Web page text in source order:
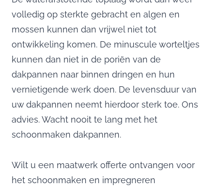
volledig op sterkte gebracht en algen en
mossen kunnen dan vrijwel niet tot
ontwikkeling komen. De minuscule worteltjes
kunnen dan niet in de poriën van de
dakpannen naar binnen dringen en hun
vernietigende werk doen. De levensduur van
uw dakpannen neemt hierdoor sterk toe. Ons
advies. Wacht nooit te lang met het
schoonmaken dakpannen.
Wilt u een maatwerk offerte ontvangen voor
het schoonmaken en impregneren